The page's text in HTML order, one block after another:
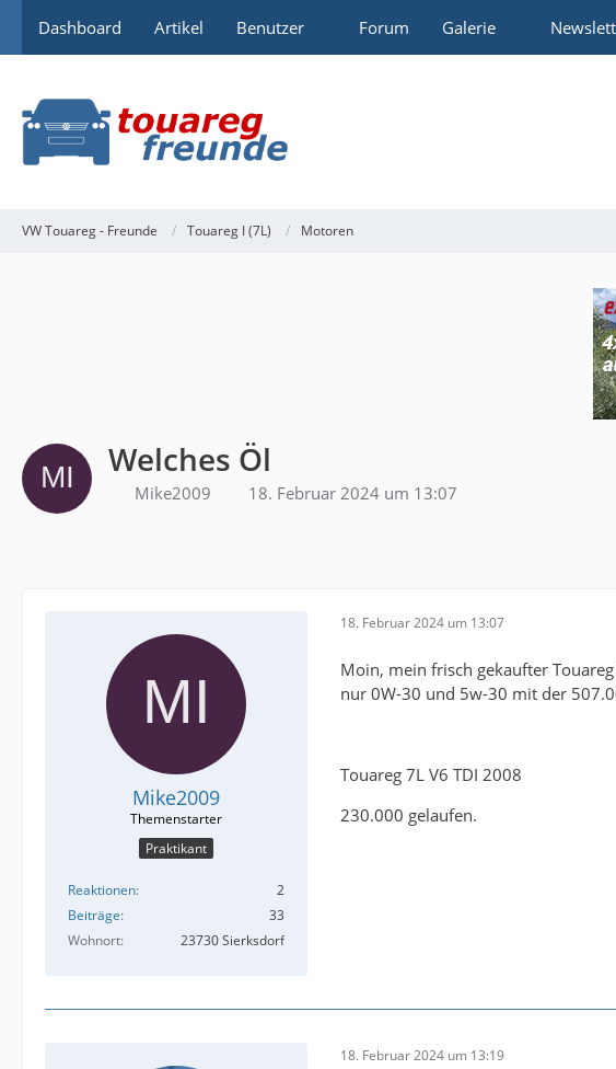
Dashboard Artikel Benutzer Forum Galerie
VW Touareg - Freunde Touareg I (7L) Motoren
Welches Öl
Mike2009 18. Februar 2024 um 13:07
Mike2009
Praktikant
Reaktionen
2
Beiträge
33
Wohnort
23730 Sierksdorf
18. Februar 2024 um 13:07
Moin, mein frisch gekaufter
nur 0W-30 und 5w-30 mit der
Touareg 7L V6 TDI 2008
230.000 gelaufen.
18. Februar 2024 um 13:19